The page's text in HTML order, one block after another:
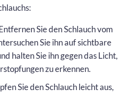
Sie den Schlauch vom
Sie ihn auf sichtbare
halten Sie ihn gegen das Licht,
zu erkennen.
Sie den Schlauch leicht aus,